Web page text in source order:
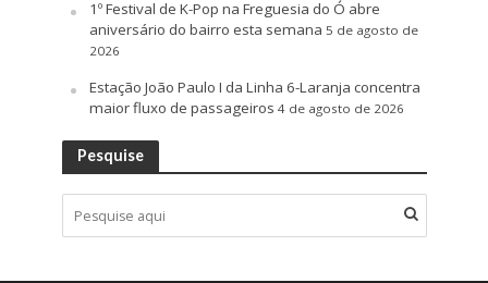
1º Festival de K-Pop na Freguesia do Ó abre
aniversário do bairro esta semana 5 de agosto de
2026
Estação João Paulo I da Linha 6-Laranja concentra
maior fluxo de passageiros 4 de agosto de 2026
Pesquise